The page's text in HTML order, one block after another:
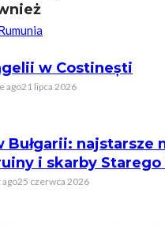
w Costinești
ago21 lipca 2026
Bułgarii: najstarsze
i skarby Starego
ago25 czerwca 2026